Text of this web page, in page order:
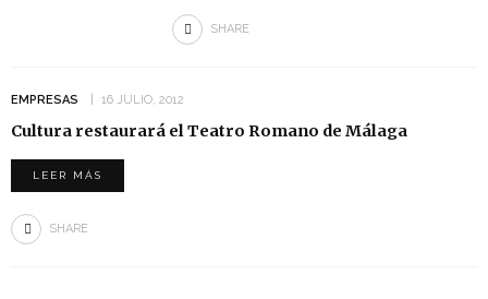
SHARE
EMPRESAS 16 JULIO, 2012
Cultura restaurará el Teatro Romano de Málaga
LEER MÁS
SHARE